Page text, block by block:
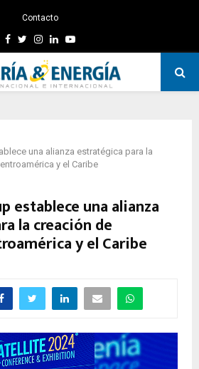
Contacto
Facebook
TwitterInstagram
LinkedinYoutube
una alianza estratégica para la
y el Caribe
establece una alianza
la creación de
y el Caribe